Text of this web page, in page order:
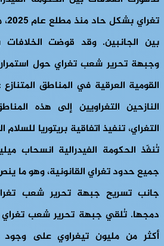
بين الجانبين. وقد قوضت الخلافات
وجبهة تحرير شعب تغراي حول استمرار
القومية العرقية في المناطق
النازحين التغراويين إلى هذه
التغراي، تنفيذ اتفاقية بريتوريا
تُنفّذ الحكومة الفيدرالية انسحاب
جميع حدود تغراي القانونية، وهو ما
جانب تسريح جبهة تحرير شعب
دمجها. تُلقي جبهة تحرير شعب تغراي
أكثر من مليون تيغراوي على وجود